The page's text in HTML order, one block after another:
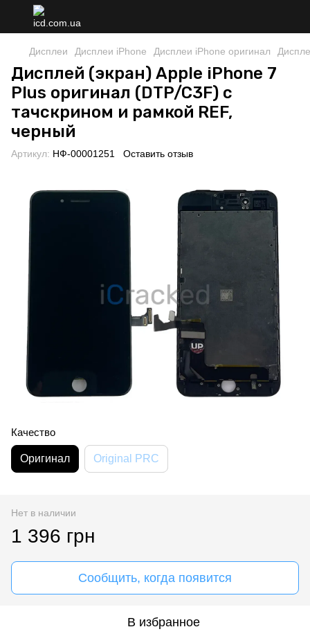
Дисплеи Дисплеи iPhone Дисплеи iPhone оригинал
Дисплей (экран) Apple iPhone 7
Plus оригинал (DTP/C3F) с
тачскрином и рамкой REF,
черный
Артикул: НФ-00001251 Оставить отзыв
Качество
Оригинал Original PRC
Нет в наличии
1 396 грн
Сообщить, когда появится
В избранное